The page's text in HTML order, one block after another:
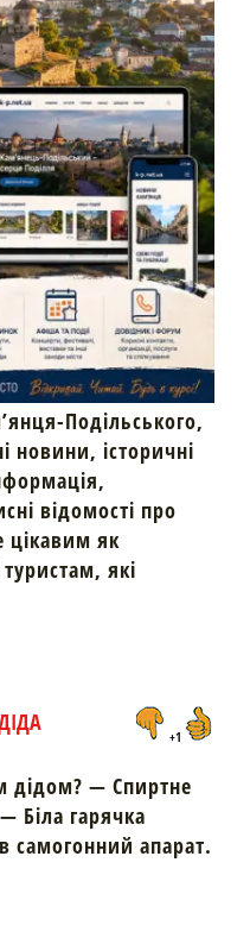
Подільського,
новини, історичні
відомості про
цікавим як
які
+1
— Спиртне
Біла гарячка
самогонний апарат.